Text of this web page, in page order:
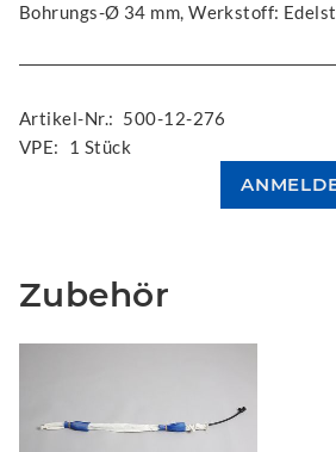
Bohrungs-Ø 34 mm, Werkstoff:
Artikel-Nr.: 500-12-276
VPE:
1 Stück
Zubehör